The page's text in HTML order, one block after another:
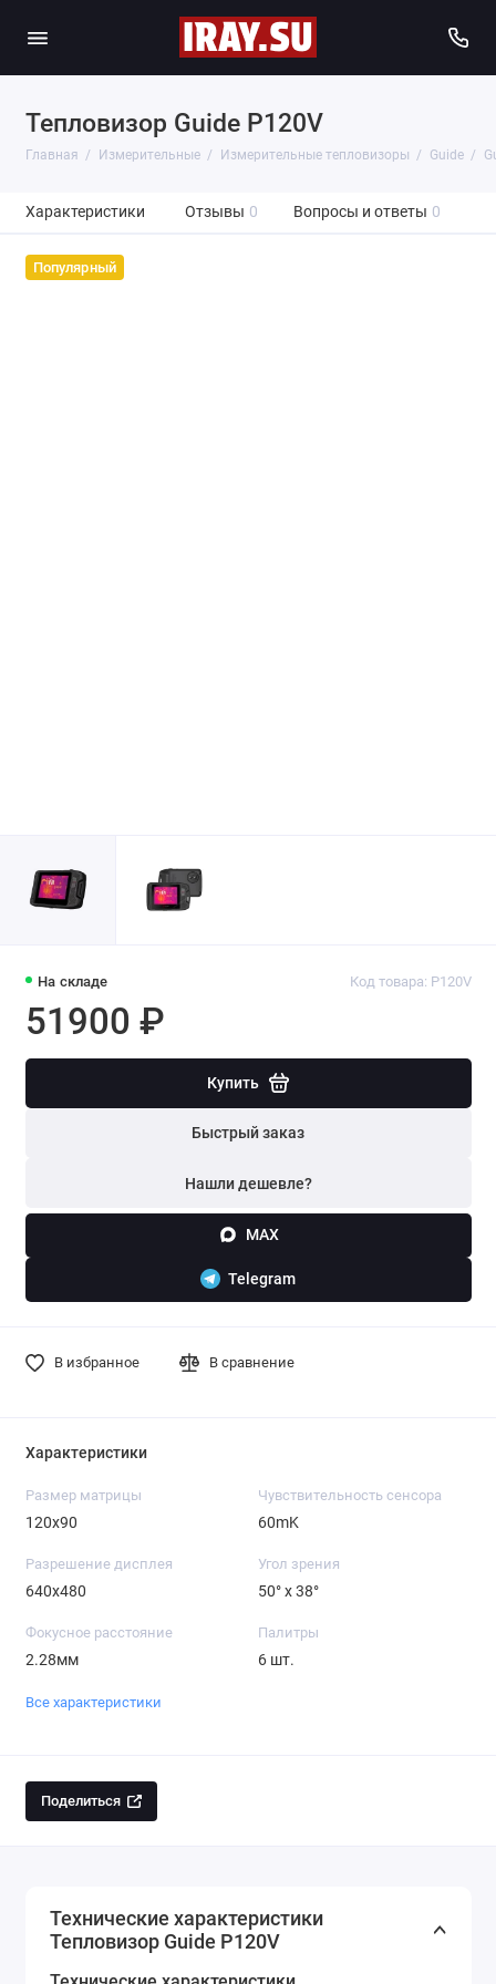
Тепловизор Guide P120V
Главная Измерительные Измерительные тепловизоры Guide
Характеристики Отзывы 0 Вопросы и ответы 0
Популярный
На складе Код товара: P120V
51900 ₽
Купить
Быстрый заказ
Нашли дешевле?
MAX
Telegram
В избранное В сравнение
Характеристики
Размер матрицы
120x90
Чувствительность сенсора
60mK
Разрешение дисплея
640x480
Угол зрения
50° x 38°
Фокусное расстояние
2.28мм
Палитры
6 шт.
Все характеристики
Поделиться
Технические характеристики
Тепловизор Guide P120V